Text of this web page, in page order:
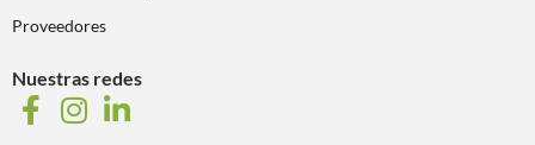
Proveedores
Nuestras redes